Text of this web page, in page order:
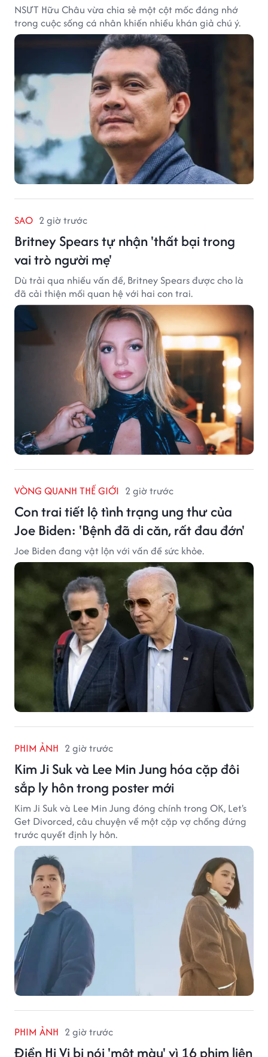
NSƯT Hữu Châu vừa chia sẻ một cột mốc đáng nhớ
trong cuộc sống cá nhân khiến nhiều khán giả chú ý.
SAO 2 giờ trước
Britney Spears tự nhận 'thất bại trong
vai trò người mẹ'
Dù trải qua nhiều vấn đề, Britney Spears được cho là
đã cải thiện mối quan hệ với hai con trai.
VÒNG QUANH THẾ GIỚI 2 giờ trước
Con trai tiết lộ tình trạng ung thư của
Joe Biden: 'Bệnh đã di căn, rất đau đớn'
Joe Biden đang vật lộn với vấn đề sức khỏe.
PHIM ẢNH 2 giờ trước
Kim Ji Suk và Lee Min Jung hóa cặp đôi
sắp ly hôn trong poster mới
Kim Ji Suk và Lee Min Jung đóng chính trong OK, Let's
Get Divorced, câu chuyện về một cặp vợ chồng đứng
trước quyết định ly hôn.
PHIM ẢNH 2 giờ trước
Điền Hi Vi bị nói 'một màu' vì 16 phim liên